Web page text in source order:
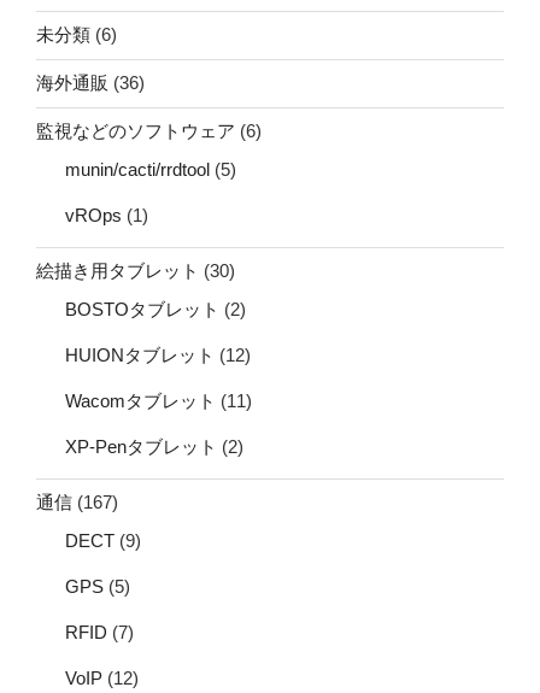
未分類 (6)
海外通販 (36)
監視などのソフトウェア (6)
munin/cacti/rrdtool (5)
vROps (1)
絵描き用タブレット (30)
BOSTOタブレット (2)
HUIONタブレット (12)
Wacomタブレット (11)
XP-Penタブレット (2)
通信 (167)
DECT (9)
GPS (5)
RFID (7)
VoIP (12)